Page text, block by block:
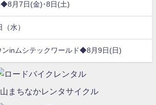
月7日(金)･8日(土)
水）
ンinムシテックワールド◆8月9日(日)